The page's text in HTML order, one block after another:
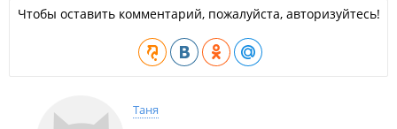
Чтобы оставить комментарий, пожалуйста, авторизуйтесь!
Таня